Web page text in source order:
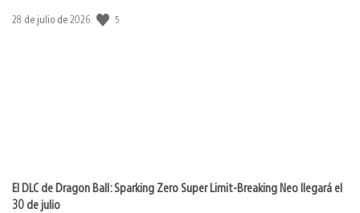
Fecha
28 de julio de 2026 5
El DLC de Dragon Ball: Sparking Zero Super Limit-Breaking Neo llegará el
30 de julio